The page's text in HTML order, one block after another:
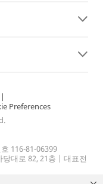
|
Preferences
116-81-06399
대로 82, 21층 | 대표전